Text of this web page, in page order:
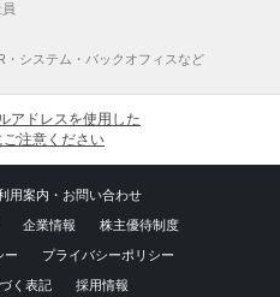
・システム・バックオフィスなど
アドレスを使用した
注意ください
用案内・お問い合わせ
企業情報 株主優待制度
ー プライバシーポリシー
く表記 採用情報